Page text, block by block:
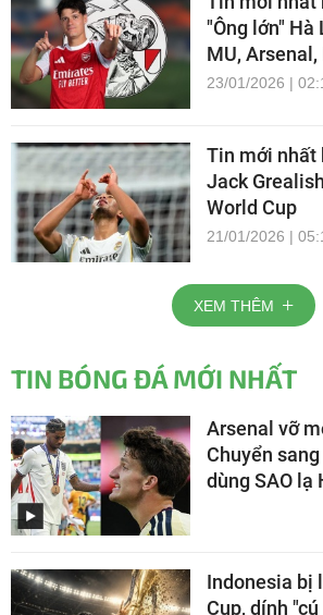
"Ông lớn" Hà
MU, Arsenal,
23/01/2026 |
Tin mới nhất
Jack
World Cup
21/01/2026 |
XEM THÊM
TIN BÓNG ĐÁ MỚI NHẤT
Arsenal vỡ
Chuyển
dùng SAO lạ
Indonesia bị
Cup, dính